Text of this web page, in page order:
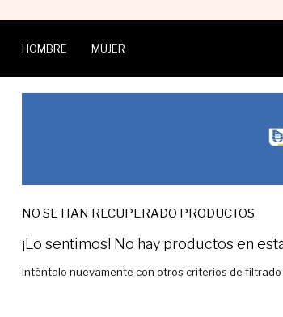
HOMBRE MUJER
NO SE HAN RECUPERADO PRODUCTOS
¡Lo sentimos! No hay productos en
Inténtalo nuevamente con otros criterios de